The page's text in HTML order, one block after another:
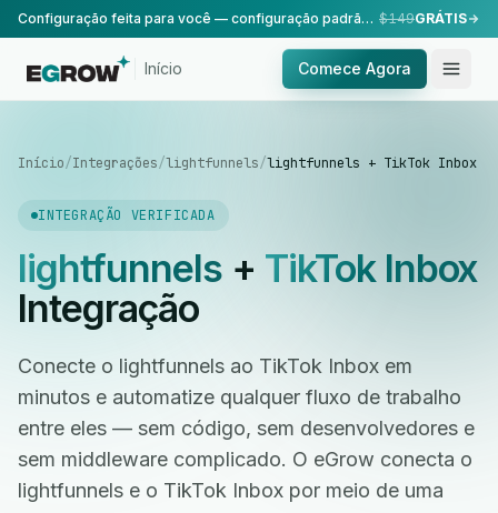
Configuração feita para você — configuração padrão, realizada pela nossa equipe. $149GRÁTIS
Início Comece Agora
Início/Integrações/lightfunnels/lightfunnels + TikTok Inbox
INTEGRAÇÃO VERIFICADA
lightfunnels+ TikTok Inbox
Integração
Conecte o lightfunnels ao TikTok Inbox em
minutos e automatize qualquer fluxo de trabalho
entre eles — sem código, sem desenvolvedores e
sem middleware complicado. O eGrow conecta o
lightfunnels e o TikTok Inbox por meio de uma